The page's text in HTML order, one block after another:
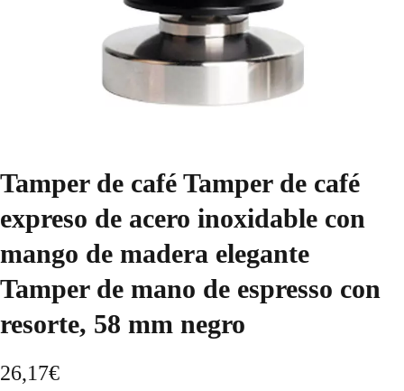
Tamper de café Tamper de café
expreso de acero inoxidable con
mango de madera elegante
Tamper de mano de espresso con
resorte, 58 mm negro
26,17€